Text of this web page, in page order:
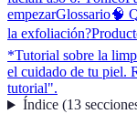
empezarGlossario🧠
la exfoliación?
*Tutorial sobre la
el cuidado de tu piel.
tutorial".
Índice(13